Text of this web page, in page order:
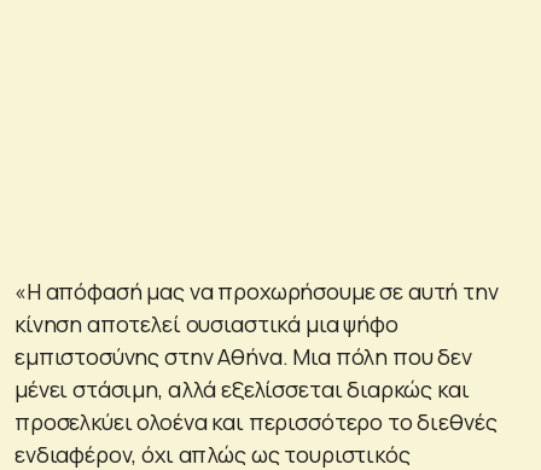
«Η απόφασή μας να προχωρήσουμε σε αυτή την
κίνηση αποτελεί ουσιαστικά μια ψήφο
εμπιστοσύνης στην Αθήνα. Μια πόλη που δεν
μένει στάσιμη, αλλά εξελίσσεται διαρκώς και
προσελκύει ολοένα και περισσότερο το διεθνές
ενδιαφέρον, όχι απλώς ως τουριστικός